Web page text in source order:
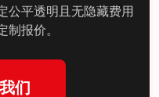
公平透明且无隐藏费用
报价。
们